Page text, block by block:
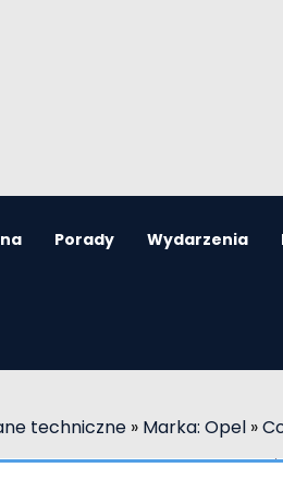
Porady Wydarzenia
techniczne » Marka: Opel »